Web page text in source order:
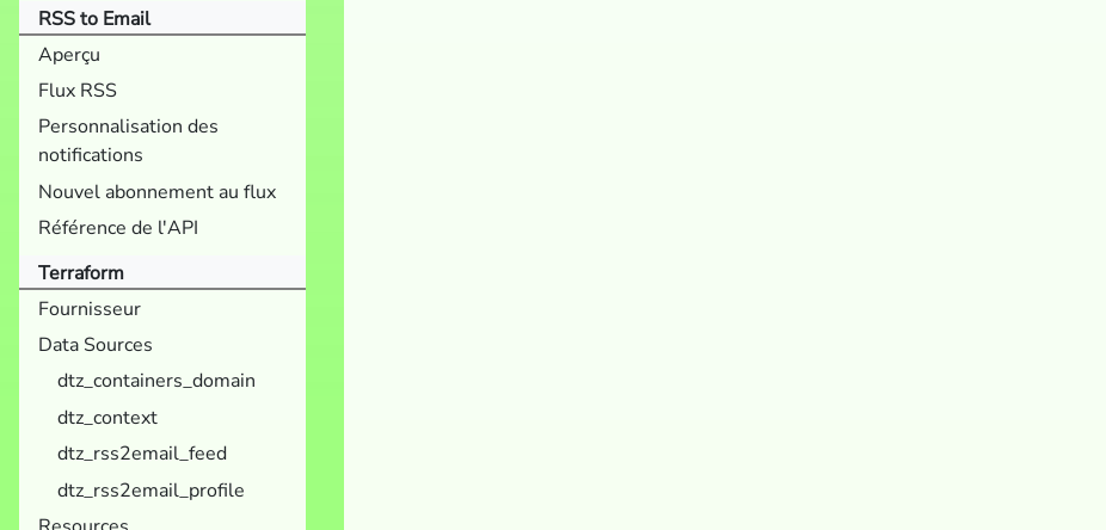
RSS to Email
Aperçu
Flux RSS
Personnalisation des
notifications
Nouvel abonnement au flux
Référence de l'API
Terraform
Fournisseur
Data Sources
dtz_containers_domain
dtz_context
dtz_rss2email_feed
dtz_rss2email_profile